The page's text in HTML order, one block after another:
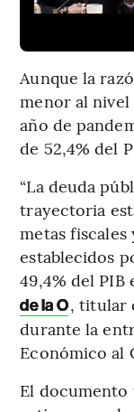
Aunque la
menor al
año de
de 52,4% del
“La deuda
trayectoria
metas
establecidos
49,4% del PIB
de la O, titular
durante la
Económico al
El documento